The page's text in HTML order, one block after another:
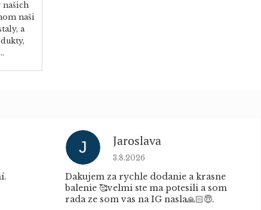
našich
naši
a
je 5 z 5 hvězdiček.
J Jaroslava
Hodnocení obchodu je 5 z 5
3.8.2026
Dakujem za rychle dodanie a krasne
balenie 🥰velmi ste ma potesili a som
rada ze som vas na IG nasla🙏🏻😇.